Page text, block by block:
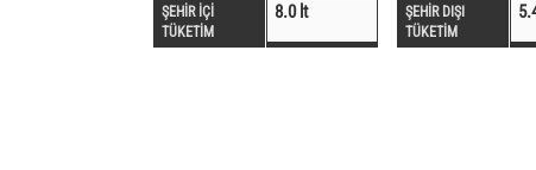
ŞEHİR İÇİ
TÜKETİM
8.0 lt
ŞEHİR DIŞI
TÜKETİM